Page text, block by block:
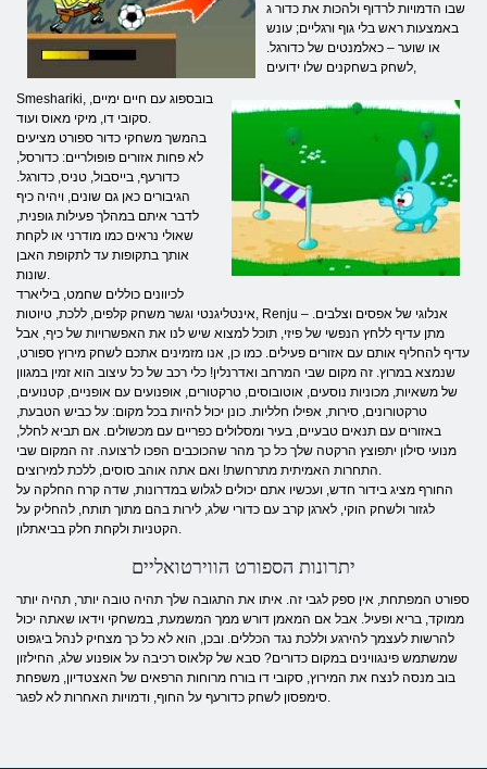
שבו הדמויות לרדוף ולהכות את כדור ג
באמצעות ראש בלי גוף ורגליים; עונש
או שוער – כאלמנטים של כדורגל.
לשחק בשחקנים שלו ידועים,
Smeshariki, בובספוג עם חיים ימיים,
סקובי דו, מיקי מאוס ועוד.
בהמשך משחקי כדור ספורט מציעים
לא פחות אזורים פופולריים: כדורסל,
כדורעף, בייסבול, טניס, כדורגל.
הגיבורים כאן גם שונים, ויהיה כיף
לדבר איתם במהלך פעילות גופנית,
שאולי נראים כמו מודרני או לקחת
אותך בתקופות עד לתקופת האבן
שונות.
לכיוונים כוללים שחמט, ביליארד
אינטליגנטי וגשר משחק קלפים, ללכת, טיוטות, Renju – אנלוגי של אפסים וצלבים.
מתן עדיף ללחץ הנפשי של פיזי, תוכל למצוא שיש לנו את האפשרויות של כיף, אבל
עדיף להחליף אותם עם אזורים פעילים. כמו כן, אנו מזמינים אתכם לשחק מירוץ ספורט,
שנמצא במרוץ. זה מקום שבי המרחב ואדרנלין! כלי רכב של כל עיצוב הוא זמין במגוון
של משאיות, מכוניות נוסעים, אוטובוסים, טרקטורים, אופנועים עם אופניים, קטנועים,
טרקטורונים, סירות, אפילו חלליות. כונן יכול להיות בכל מקום: על כביש הטבעת,
באזורים עם תנאים טבעיים, בעיר ומסלולים כפריים עם מכשולים. אם תביא לחלל,
מנועי סילון יתפוצץ הרקטה שלך כל כך מהר שהכוכבים הפכו לרצועה. זה המקום שבי
התחרות האמיתית מתרחשת! ואם אתה אוהב סוסים, ללכת למירוצים.
החורף מציג בידור חדש, ועכשיו אתם יכולים לגלוש במדרונות, שדה קרח החלקה על
לגזור ולשחק הוקי, לארגן קרב עם כדורי שלג, לירות בהם מתוך תותח, להחליק על
הקטניות ולקחת חלק בביאתלון.
יתרונות הספורט הווירטואליים
ספורט המפתחת, אין ספק לגבי זה. איתו את התגובה שלך תהיה טובה יותר, תהיה יותר
ממוקד, בריא ופעיל. אבל אם המאמן דורש ממך המשמעת, במשחקי וידאו שאתה יכול
להרשות לעצמך להירגע וללכת נגד הכללים. ובכן, הוא לא כל כך מצחיק לנהל ביגפוט
שמשתמש פינגווינים במקום כדורים? סבא של קלאוס רכיבה על אופנוע שלג, החילזון
בוב מנסה לנצח את המירוץ, סקובי דו בורח מרוחות הרפאים של האצטדיון, משפחת
סימפסון לשחק כדורעף על החוף, ודמויות האחרות לא לפגר.